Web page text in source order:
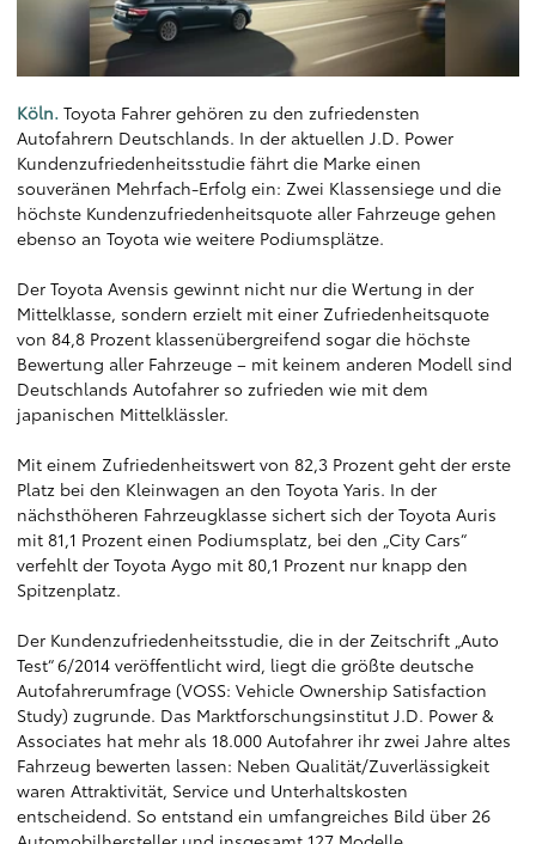
Köln. Toyota Fahrer gehören zu den zufriedensten
Autofahrern Deutschlands. In der aktuellen J.D. Power
Kundenzufriedenheitsstudie fährt die Marke einen
souveränen Mehrfach-Erfolg ein: Zwei Klassensiege und die
höchste Kundenzufriedenheitsquote aller Fahrzeuge gehen
ebenso an Toyota wie weitere Podiumsplätze.
Der Toyota Avensis gewinnt nicht nur die Wertung in der
Mittelklasse, sondern erzielt mit einer Zufriedenheitsquote
von 84,8 Prozent klassenübergreifend sogar die höchste
Bewertung aller Fahrzeuge – mit keinem anderen Modell sind
Deutschlands Autofahrer so zufrieden wie mit dem
japanischen Mittelklässler.
Mit einem Zufriedenheitswert von 82,3 Prozent geht der erste
Platz bei den Kleinwagen an den Toyota Yaris. In der
nächsthöheren Fahrzeugklasse sichert sich der Toyota Auris
mit 81,1 Prozent einen Podiumsplatz, bei den „City Cars“
verfehlt der Toyota Aygo mit 80,1 Prozent nur knapp den
Spitzenplatz.
Der Kundenzufriedenheitsstudie, die in der Zeitschrift „Auto
Test“ 6/2014 veröffentlicht wird, liegt die größte deutsche
Autofahrerumfrage (VOSS: Vehicle Ownership Satisfaction
Study) zugrunde. Das Marktforschungsinstitut J.D. Power &
Associates hat mehr als 18.000 Autofahrer ihr zwei Jahre altes
Fahrzeug bewerten lassen: Neben Qualität/Zuverlässigkeit
waren Attraktivität, Service und Unterhaltskosten
entscheidend. So entstand ein umfangreiches Bild über 26